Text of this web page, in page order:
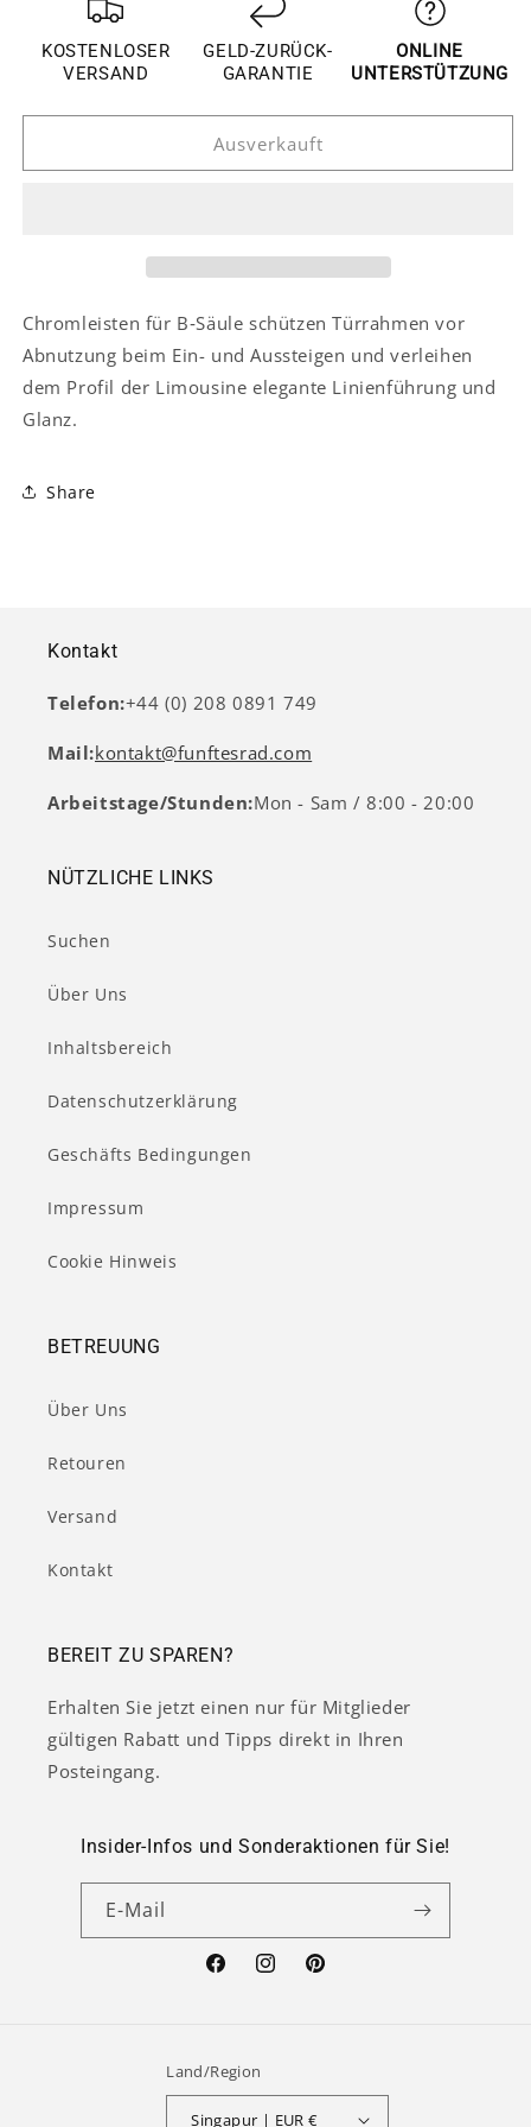
Nissan
Altima
Chrom
Abdeckung
Nissan
Chrom
Türzierleisten
Abdeckung
KOSTENLOSER
VERSAND
GELD-ZURÜCK-
GARANTIE
ONLINE
UNTERSTÜTZUNG
Ausverkauft
Chromleisten für B‑Säule schützen Türrahmen vor
Abnutzung beim Ein- und Aussteigen und verleihen
dem Profil der Limousine elegante Linienführung und
Glanz.
Share
Kontakt
Telefon:+44 (0) 208 0891 749
Mail:kontakt@funftesrad.com
Arbeitstage/Stunden:Mon - Sam / 8:00 - 20:00
NÜTZLICHE LINKS
Suchen
Über Uns
Inhaltsbereich
Datenschutzerklärung
Geschäfts Bedingungen
Impressum
Cookie Hinweis
BETREUUNG
Über Uns
Retouren
Versand
Kontakt
BEREIT ZU SPAREN?
Erhalten Sie jetzt einen nur für Mitglieder
gültigen Rabatt und Tipps direkt in Ihren
Posteingang.
Insider-Infos und Sonderaktionen für Sie!
E-Mail
FacebookInstagramPinterest
Land/Region
Singapur | EUR €